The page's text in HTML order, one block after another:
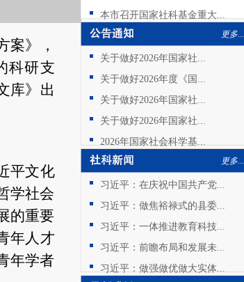
案》，
科研支
库》 出
平文化
学社会
的重要
年人才
年学者
本市召开国家社科基金重大...
更多...
关于做好2026年国家社...
关于做好2026年度《国...
关于做好2026年国家社...
关于做好2026年国家社...
2026年国家社会科学基...
更多...
习近平：在庆祝中国共产党...
习近平：做焦裕禄式的县委...
习近平：一体推进教育科技...
习近平：前瞻布局和发展未...
习近平：做强做优做大实体...